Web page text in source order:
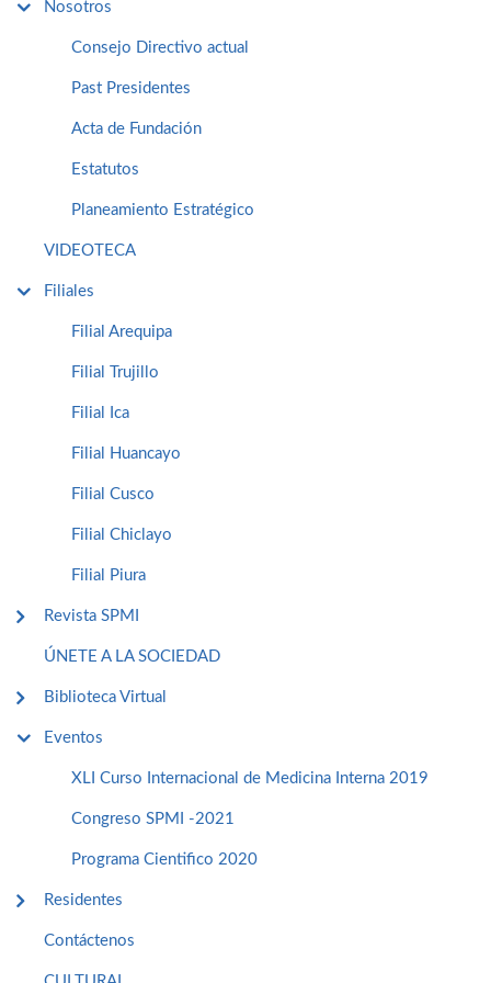
Nosotros
Consejo Directivo actual
Past Presidentes
Acta de Fundación
Estatutos
Planeamiento Estratégico
VIDEOTECA
Filiales
Filial Arequipa
Filial Trujillo
Filial Ica
Filial Huancayo
Filial Cusco
Filial Chiclayo
Filial Piura
Revista SPMI
ÚNETE A LA SOCIEDAD
Biblioteca Virtual
Eventos
XLI Curso Internacional de Medicina Interna 2019
Congreso SPMI -2021
Programa Cientifico 2020
Residentes
Contáctenos